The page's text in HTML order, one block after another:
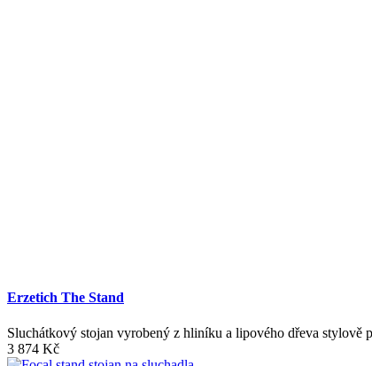
Erzetich The Stand
Sluchátkový stojan vyrobený z hliníku a lipového dřeva stylově
3 874 Kč